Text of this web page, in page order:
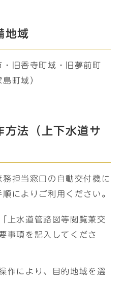
地域
旧香寺町域・旧夢前町
町域）
方法（上下水道サ
務担当窓口の自動交付機に
によりご利用ください。
上水道管路図等閲覧兼交
事項を記入してくださ
作により、目的地域を選